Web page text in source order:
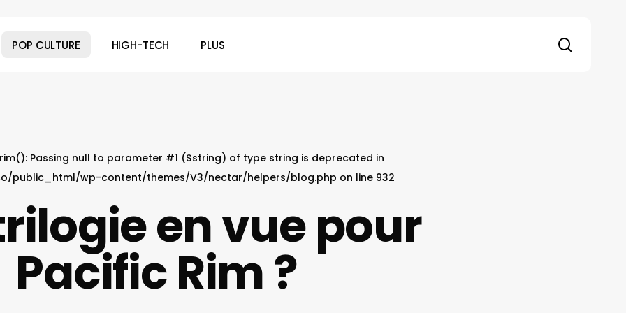
POP CULTURE HIGH-TECH PLUS
Passing null to parameter #1 ($string) of type string is deprecated in
public_html/wp-content/themes/V3/nectar/helpers/blog.php on line 932
en vue pour
Pacific Rim ?